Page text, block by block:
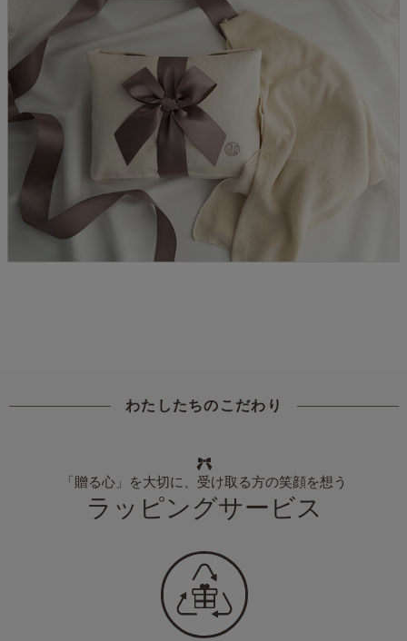
わたしたちのこだわり
「贈る心」を大切に、受け取る方の笑顔を想う
ラッピングサービス